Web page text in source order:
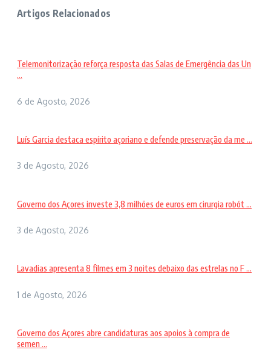
Artigos Relacionados
Telemonitorização reforça resposta das Salas de Emergência das Un
...
6 de Agosto, 2026
Luís Garcia destaca espírito açoriano e defende preservação da me ...
3 de Agosto, 2026
Governo dos Açores investe 3,8 milhões de euros em cirurgia robót ...
3 de Agosto, 2026
Lavadias apresenta 8 filmes em 3 noites debaixo das estrelas no F ...
1 de Agosto, 2026
Governo dos Açores abre candidaturas aos apoios à compra de
semen ...